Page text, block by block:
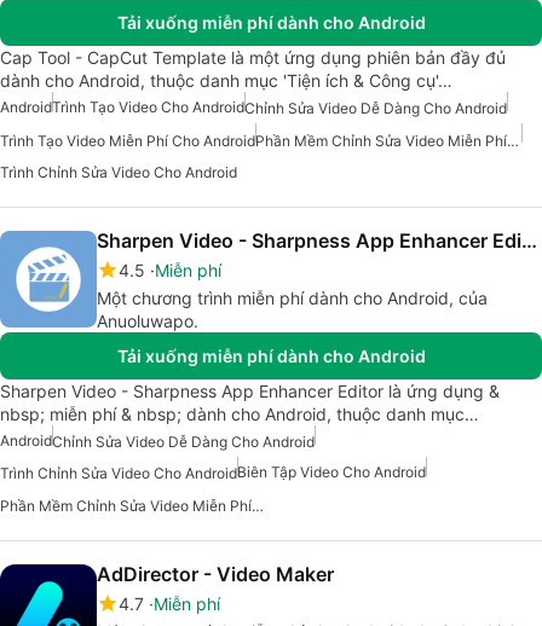
Tải xuống miễn phí dành cho Android
Cap Tool - CapCut Template là một ứng dụng phiên bản đầy đủ
dành cho Android, thuộc danh mục 'Tiện ích & Công cụ'…
AndroidTrình Tạo Video Cho AndroidChỉnh Sửa Video Dễ Dàng Cho Android
Trình Tạo Video Miễn Phí Cho Android
Phần Mềm Chỉnh Sửa Video Miễn Phí Cho Android
Trình Chỉnh Sửa Video Cho Android
Sharpen Video - Sharpness App Enhancer Editor
4.5 Miễn phí
Một chương trình miễn phí dành cho Android, của
Anuoluwapo.
Tải xuống miễn phí dành cho Android
Sharpen Video - Sharpness App Enhancer Editor là ứng dụng &
nbsp; miễn phí & nbsp; dành cho Android, thuộc danh mục…
AndroidChỉnh Sửa Video Dễ Dàng Cho Android
Trình Chỉnh Sửa Video Cho AndroidBiên Tập Video Cho Android
Phần Mềm Chỉnh Sửa Video Miễn Phí Cho Android
AdDirector - Video Maker
4.7 Miễn phí